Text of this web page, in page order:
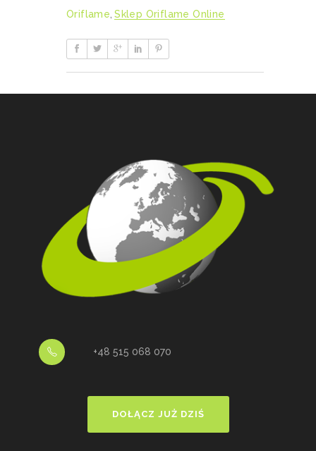
Oriflame Sklep Oriflame Online
+48 515 068 070
DOŁĄCZ JUŻ DZIŚ